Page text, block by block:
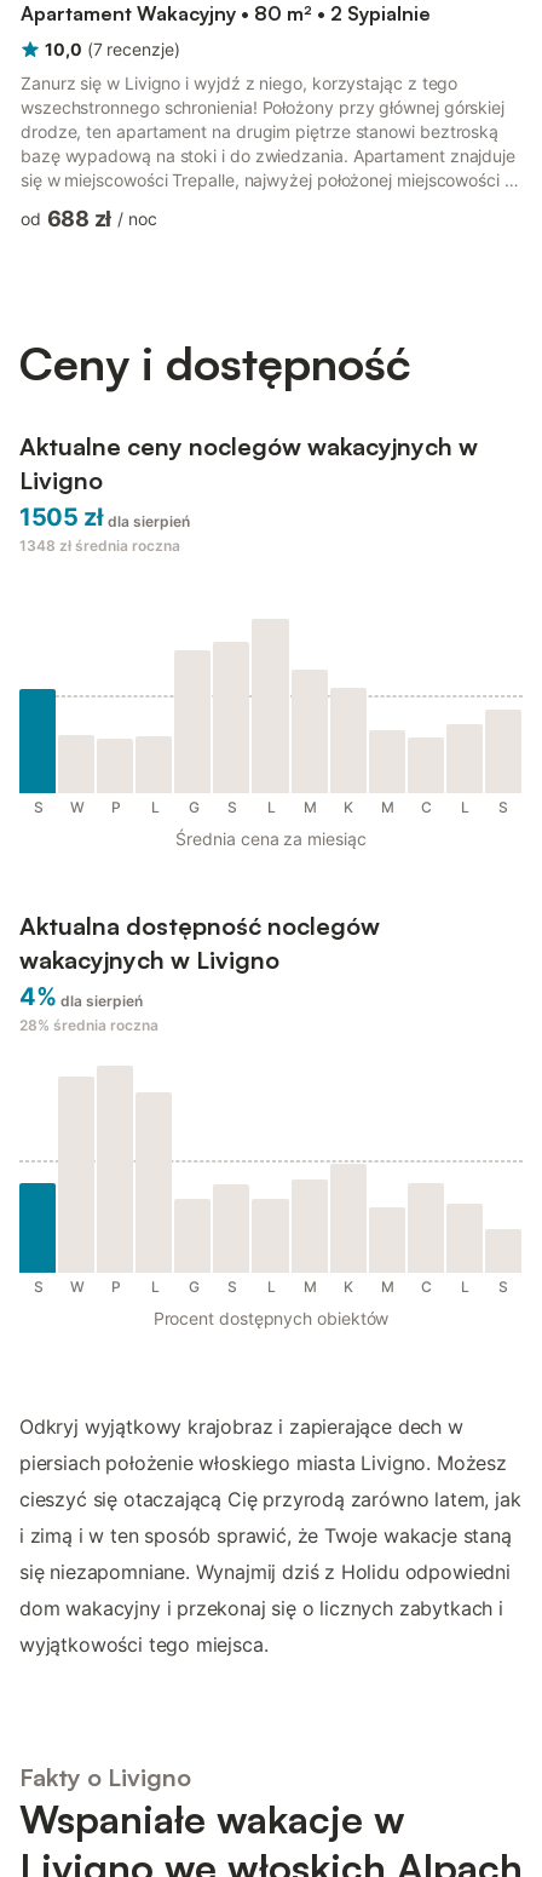
Apartament Wakacyjny • 80 m² • 2 Sypialnie
10,0 (7 recenzje)
Zanurz się w Livigno i wyjdź z niego, korzystając z tego
wszechstronnego schronienia! Położony przy głównej górskiej
drodze, ten apartament na drugim piętrze stanowi beztroską
bazę wypadową na stoki i do zwiedzania. Apartament znajduje
się w miejscowości Trepalle, najwyżej położonej miejscowości w
potrzebuje rodzina i przyjaciele, aby odpocząć i spędzić razem
od 688 zł / noc
Ceny i dostępność
Aktualne ceny noclegów wakacyjnych w
Livigno
1505 zł dla sierpień
1348 zł średnia roczna
S W P L G S L M K M C L S
Średnia cena za miesiąc
Aktualna dostępność noclegów
wakacyjnych w Livigno
4% dla sierpień
28% średnia roczna
S W P L G S L M K M C L S
Procent dostępnych obiektów
Odkryj wyjątkowy krajobraz i zapierające dech w
piersiach położenie włoskiego miasta Livigno. Możesz
cieszyć się otaczającą Cię przyrodą zarówno latem, jak
i zimą i w ten sposób sprawić, że Twoje wakacje staną
się niezapomniane. Wynajmij dziś z Holidu odpowiedni
dom wakacyjny i przekonaj się o licznych zabytkach i
wyjątkowości tego miejsca.
Fakty o Livigno
Wspaniałe wakacje w
Livigno we włoskich Alpach